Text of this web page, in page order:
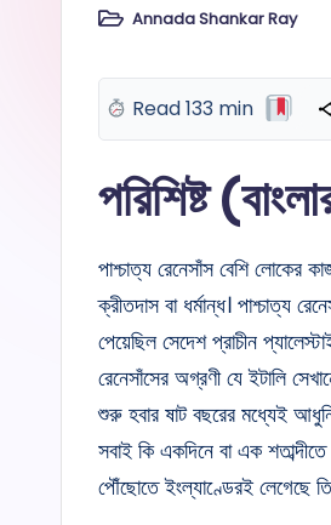
PostedAnnada Shankar Ray
Read 133 min
পরিশিষ্ট
পাশ্চাত্য রেনেসাঁস বেশি লোকের
ক্রীতদাস বা ধর্মান্ধ। পাশ্চাত্য
পেয়েছিল সেদেশ প্রাচীন
রেনেসাঁসের অগ্রণী যে ইটালি
শুরু হবার ষাট বছরের মধ্যেই
সবাই কি একদিনে বা এক
পৌঁছোতে ইংল্যাণ্ডেরই লেগেছে